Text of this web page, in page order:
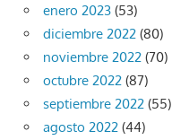
enero 2023 (53)
diciembre 2022 (80)
noviembre 2022 (70)
octubre 2022 (87)
septiembre 2022 (55)
agosto 2022 (44)